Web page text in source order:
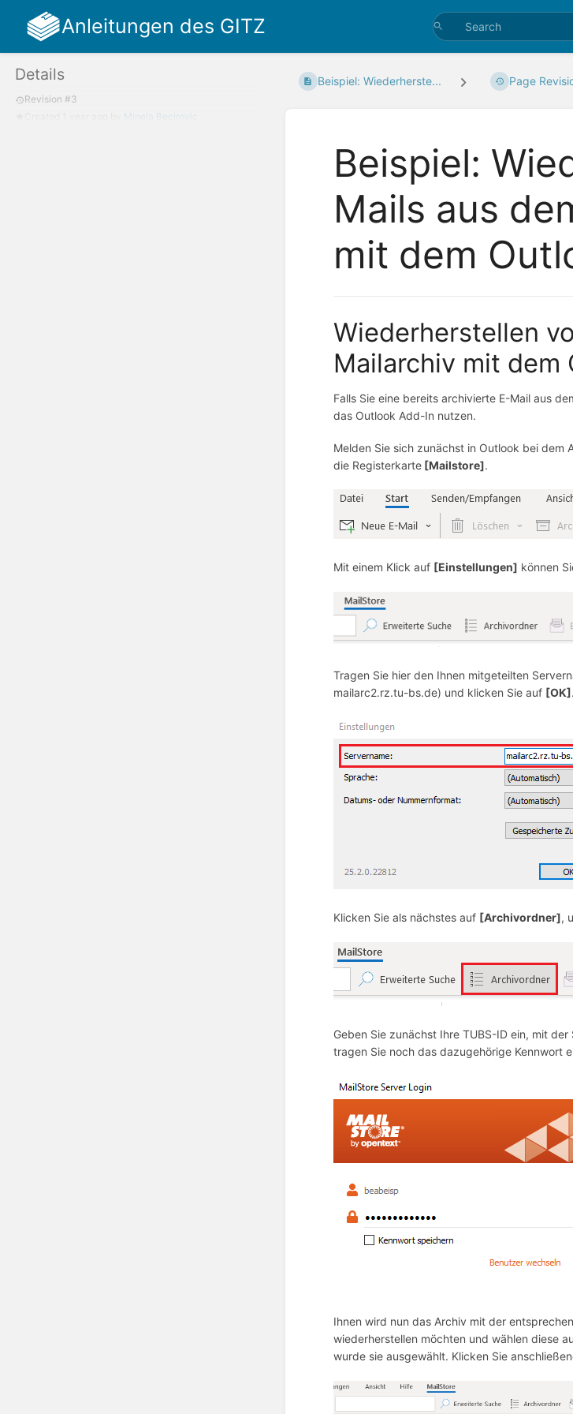
Anleitungen des GITZ
Details
Revision #3
Minela Becirovic
Beispiel: Wiederherste... Page
Beispiel:
Mails aus
mit dem
Wiederherstellen
Mailarchiv mit dem
Falls Sie eine bereits archivierte E-Mail aus
das Outlook Add-In nutzen.
Melden Sie sich zunächst in Outlook bei dem
die Registerkarte [Mailstore].
Mit einem Klick auf [Einstellungen] können
Tragen Sie hier den Ihnen mitgeteilten
mailarc2.rz.tu-bs.de) und klicken Sie auf [OK].
Klicken Sie als nächstes auf [Archivordner],
Geben Sie zunächst Ihre TUBS-ID ein, mit
tragen Sie noch das dazugehörige Kennwort
Ihnen wird nun das Archiv mit der
wiederherstellen möchten und wählen diese
wurde sie ausgewählt. Klicken Sie